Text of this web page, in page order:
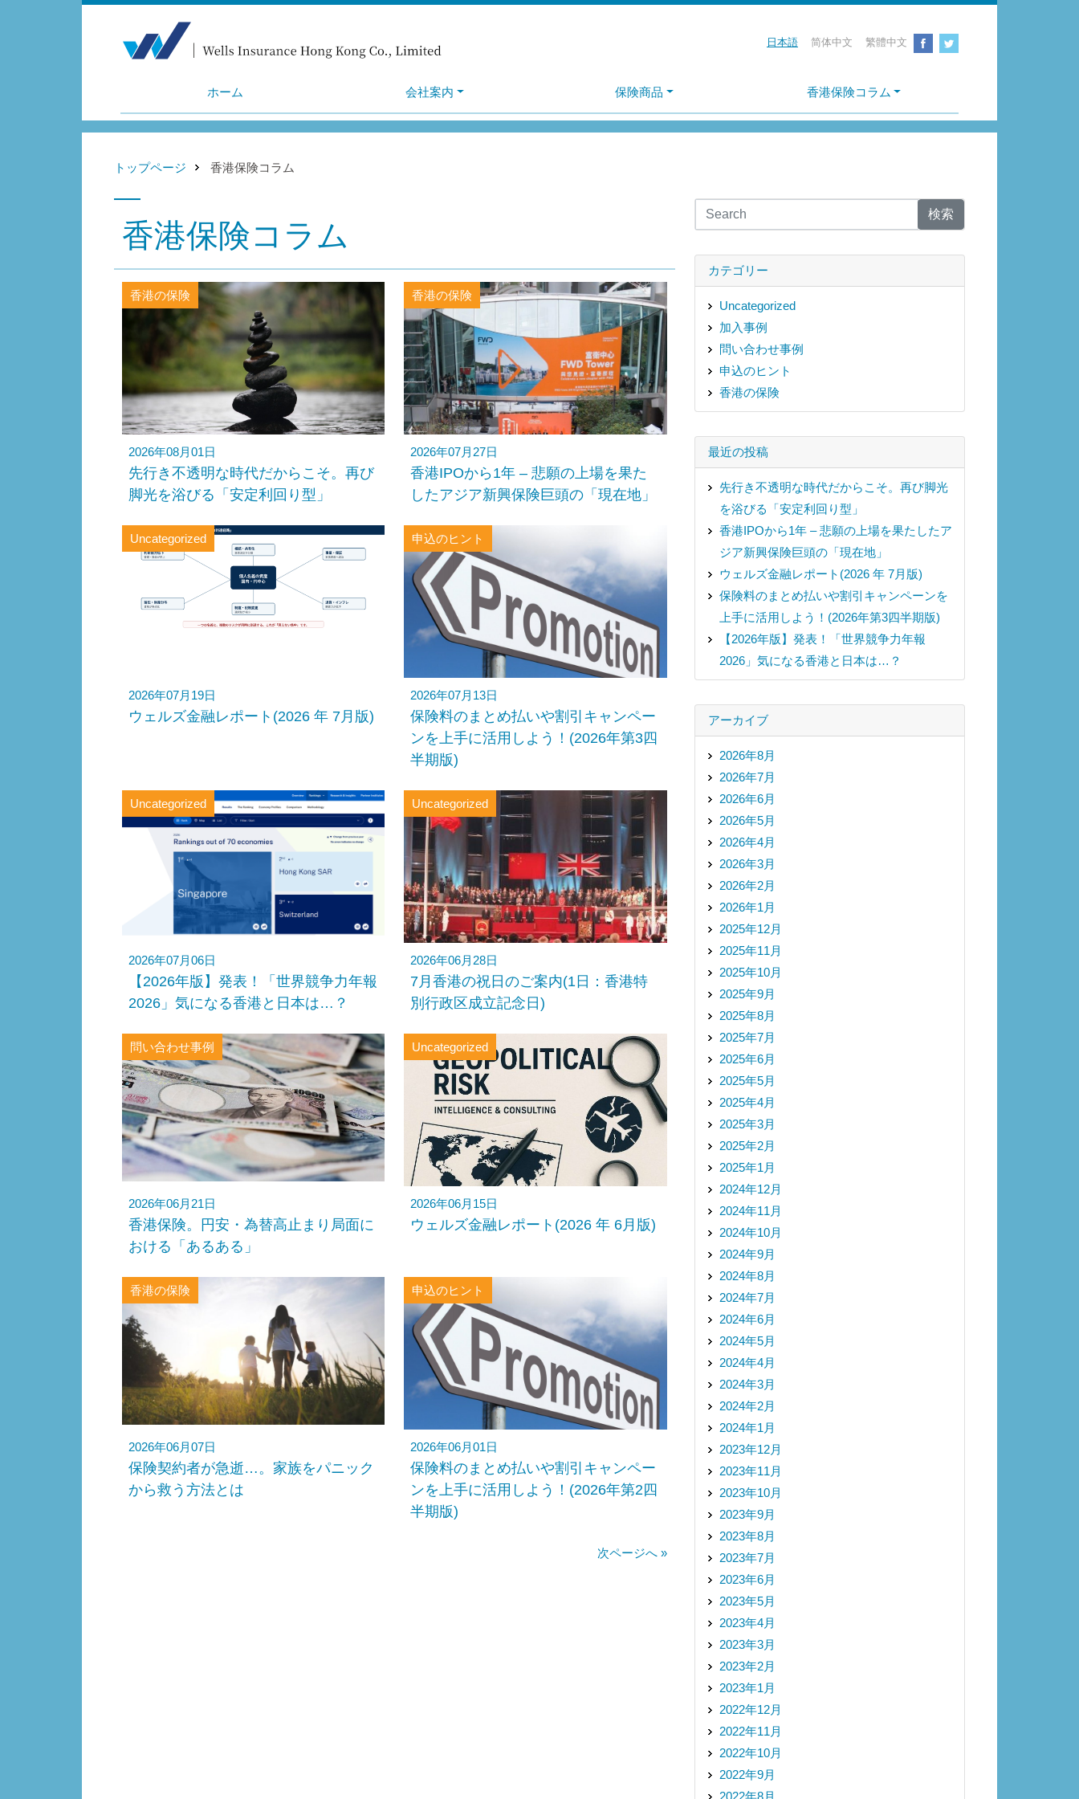
日本語 简体中文 繁體中文
ホーム 会社案内 保険商品 香港保険コラム
トップページ 香港保険コラム
香港保険コラム
香港の保険
2026年08月01日
先行き不透明な時代だからこそ。再び
脚光を浴びる「安定利回り型」
香港の保険
2026年07月27日
香港IPOから1年 – 悲願の上場を果た
したアジア新興保険巨頭の「現在地」
Uncategorized
2026年07月19日
ウェルズ金融レポート(2026 年 7月版)
申込のヒント
2026年07月13日
保険料のまとめ払いや割引キャンペー
ンを上手に活用しよう！(2026年第3四
半期版)
Uncategorized
2026年07月06日
【2026年版】発表！「世界競争力年報
2026」気になる香港と日本は…？
Uncategorized
2026年06月28日
7月香港の祝日のご案内(1日：香港特
別行政区成立記念日)
問い合わせ事例
2026年06月21日
香港保険。円安・為替高止まり局面に
おける「あるある」
Uncategorized
2026年06月15日
ウェルズ金融レポート(2026 年 6月版)
香港の保険
2026年06月07日
保険契約者が急逝…。家族をパニック
から救う方法とは
申込のヒント
2026年06月01日
保険料のまとめ払いや割引キャンペー
ンを上手に活用しよう！(2026年第2四
半期版)
次ページへ »
検索
カテゴリー
Uncategorized
加入事例
問い合わせ事例
申込のヒント
香港の保険
最近の投稿
先行き不透明な時代だからこそ。再び脚光
を浴びる「安定利回り型」
香港IPOから1年 – 悲願の上場を果たしたア
ジア新興保険巨頭の「現在地」
ウェルズ金融レポート(2026 年 7月版)
保険料のまとめ払いや割引キャンペーンを
上手に活用しよう！(2026年第3四半期版)
【2026年版】発表！「世界競争力年報
2026」気になる香港と日本は…？
アーカイブ
2026年8月
2026年7月
2026年6月
2026年5月
2026年4月
2026年3月
2026年2月
2026年1月
2025年12月
2025年11月
2025年10月
2025年9月
2025年8月
2025年7月
2025年6月
2025年5月
2025年4月
2025年3月
2025年2月
2025年1月
2024年12月
2024年11月
2024年10月
2024年9月
2024年8月
2024年7月
2024年6月
2024年5月
2024年4月
2024年3月
2024年2月
2024年1月
2023年12月
2023年11月
2023年10月
2023年9月
2023年8月
2023年7月
2023年6月
2023年5月
2023年4月
2023年3月
2023年2月
2023年1月
2022年12月
2022年11月
2022年10月
2022年9月
2022年8月